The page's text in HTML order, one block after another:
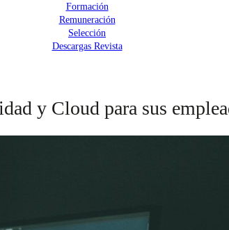
Formación
Remuneración
Selección
Descargas Revista
y Cloud para sus